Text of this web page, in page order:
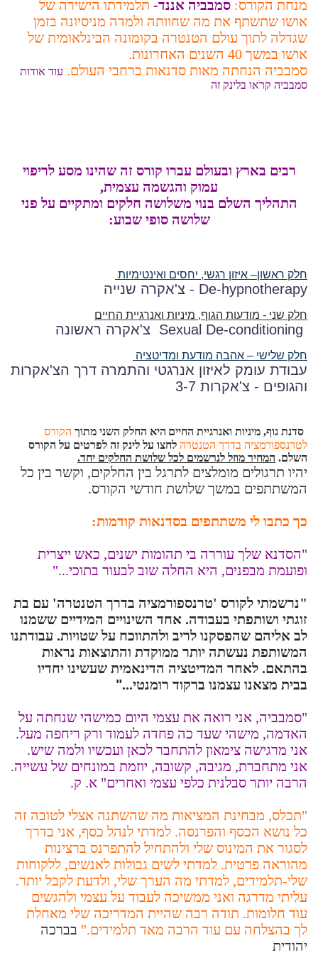
מנחת הקורס: סמבביה אננד- תלמידתו הישירה של
אושו שתשתף את מה שחוותה ולמדה מניסיונה בזמן
שגדלה לתוך עולם הטנטרה בקומונה הבינלאומית של
אושו במשך 40 השנים האחרונות.
סמבביה הנחתה מאות סדנאות ברחבי העולם. עוד אודות
סמבביה קראו בלינק זה
רבים בארץ ובעולם עברו קורס זה שהינו מסע לריפוי
עמוק והגשמה עצמית,
התהליך השלם בנוי משלושה חלקים ומתקיים על פני
שלושה סופי שבוע:
חלק ראשון– איזון רגשי, יחסים ואינטימיות
De-hypnotherapy - צ'אקרה שנייה
חלק שני - מודעות הגוף, מיניות ואנרגיית החיים
Sexual De-conditioning
חלק שלישי – אהבה מודעת ומדיטציה
עבודת עומק לאיזון אנרגטי והתמרה דרך הצ'אקרות
והגופים - צ'אקרות 3-7
סדנת גוף, מיניות ואנרגיית החיים היא החלק השני מתוך הקורס
לטרנספורמציה בדרך הטנטרה לחצו על לינק זה לפרטים על הקורס
השלם. המחיר מוזל לנרשמים לכל שלושת החלקים יחד.
יהיו תרגולים מומלצים לתרגל בין החלקים, וקשר בין כל
המשתתפים במשך שלושת חודשי הקורס.
כך כתבו לי משתתפים בסדנאות קודמות:
"הסדנא שלך עוררה בי תהומות ישנים, כאש ייצרית
ופועמת מבפנים, היא החלה שוב לבעור בתוכי..."
"נרשמתי לקורס 'טרנספורמציה בדרך הטנטרה' עם בת
זוגתי ושותפתי בעבודה. אחד השינויים המידיים ששמנו
לב אליהם שהפסקנו לריב ולהתווכח על שטויות. עבודתנו
המשותפת נעשתה יותר ממוקדת והתוצאות נראות
בהתאם. לאחר המדיטציה הדינאמית שעשינו יחדיו
בבית מצאנו עצמנו ברקוד רומנטי..."
"סמבביה, אני רואה את עצמי היום כמישהי שנחתה על
האדמה, מישהי שעד כה פחדה לעמוד ורק ריחפה מעל.
אני מרגישה צימאון להתחבר לכאן ועכשיו ולמה שיש.
אני מתחברת, מגיבה, קשובה, יוזמת במונחים של עשייה.
הרבה יותר סבלנית כלפי עצמי ואחרים" א. ק.
"תכלס, מבחינת המציאות מה שהשתנה אצלי לטובה זה
כל נושא הכסף והפרנסה. למדתי לנהל כסף, אני בדרך
לסגור את המינוס שלי ולהתחיל להתפרנס ברצינות
מהוראה פרטית. למדתי לשים גבולות לאנשים, ללקוחות
שלי-תלמידים, למדתי מה הערך שלי, ולדעת לקבל יותר.
עליתי מדרגה ואני ממשיכה לעבוד על עצמי ולהגשים
עוד חלומות. תודה רבה שהיית המדריכה שלי מאחלת
לך בהצלחה עם עוד הרבה מאד תלמידים." בברכה
יהודית